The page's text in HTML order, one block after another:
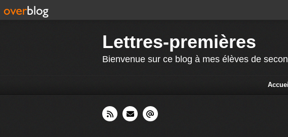
Lettres-premières
Bienvenue sur ce blog à mes élèves de
Accueil